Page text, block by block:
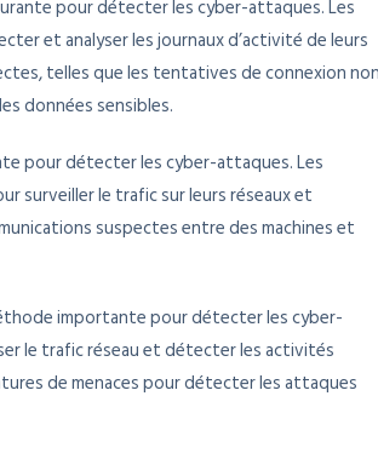
pour détecter les cyber-attaques. Les
et analyser les journaux d’activité de leurs
telles que les tentatives de connexion
données sensibles.
pour détecter les cyber-attaques. Les
surveiller le trafic sur leurs réseaux et
suspectes entre des machines et
importante pour détecter les cyber-
le trafic réseau et détecter les activités
de menaces pour détecter les attaques